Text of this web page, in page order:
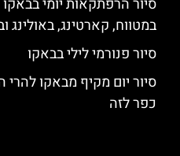
סיור הרפתקאות יומי
במטווח, קארטינג, באולינג
סיור פנורמי לילי בבאקו
סיור יום מקיף מבאקו
כפר לזה